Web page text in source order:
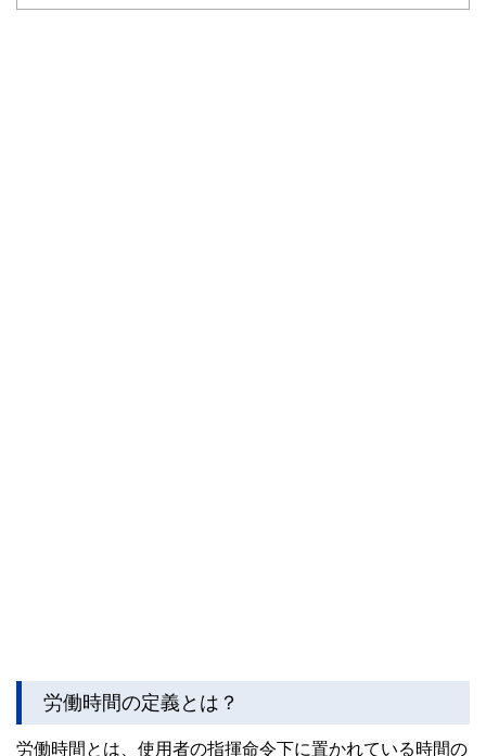
労働時間の定義とは？
労働時間とは、使用者の指揮命令下に置かれている時間の